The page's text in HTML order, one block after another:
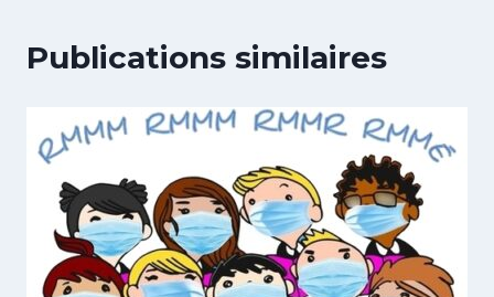
Publications similaires